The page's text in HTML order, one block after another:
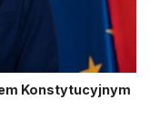
Konstytucyjnym